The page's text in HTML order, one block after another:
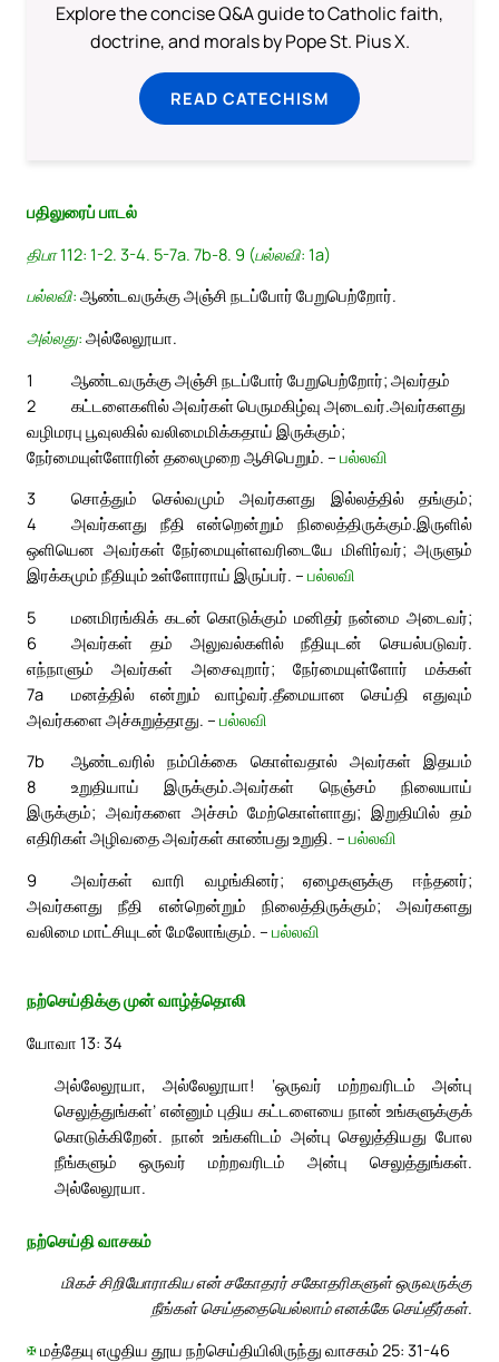
Explore the concise Q&A guide to Catholic faith,
doctrine, and morals by Pope St. Pius X.
READ CATECHISM
பதிலுரைப் பாடல்
திபா 112: 1-2. 3-4. 5-7a. 7b-8. 9 (பல்லவி: 1a)
பல்லவி: ஆண்டவருக்கு அஞ்சி நடப்போர் பேறுபெற்றோர்.
அல்லது: அல்லேலூயா.
1
ஆண்டவருக்கு அஞ்சி நடப்போர் பேறுபெற்றோர்; அவர்தம்
கட்டளைகளில் அவர்கள் பெருமகிழ்வு அடைவர்.
2
அவர்களது
வழிமரபு பூவுலகில் வலிமைமிக்கதாய் இருக்கும்;
நேர்மையுள்ளோரின் தலைமுறை ஆசிபெறும். – பல்லவி
3
சொத்தும் செல்வமும் அவர்களது இல்லத்தில் தங்கும்;
அவர்களது நீதி என்றென்றும் நிலைத்திருக்கும்.
4
இருளில்
ஒளியென அவர்கள் நேர்மையுள்ளவரிடையே மிளிர்வர்; அருளும்
இரக்கமும் நீதியும் உள்ளோராய் இருப்பர். – பல்லவி
5
மனமிரங்கிக் கடன் கொடுக்கும் மனிதர் நன்மை அடைவர்;
அவர்கள் தம் அலுவல்களில் நீதியுடன் செயல்படுவர்.
6
எந்நாளும் அவர்கள் அசைவுறார்; நேர்மையுள்ளோர் மக்கள்
மனத்தில் என்றும் வாழ்வர்.
7a
தீமையான செய்தி எதுவும்
அவர்களை அச்சுறுத்தாது. – பல்லவி
7b
ஆண்டவரில் நம்பிக்கை கொள்வதால் அவர்கள் இதயம்
உறுதியாய் இருக்கும்.
8
அவர்கள் நெஞ்சம் நிலையாய்
இருக்கும்; அவர்களை அச்சம் மேற்கொள்ளாது; இறுதியில் தம்
எதிரிகள் அழிவதை அவர்கள் காண்பது உறுதி. – பல்லவி
9
அவர்கள் வாரி வழங்கினர்; ஏழைகளுக்கு ஈந்தனர்;
அவர்களது நீதி என்றென்றும் நிலைத்திருக்கும்; அவர்களது
வலிமை மாட்சியுடன் மேலோங்கும். – பல்லவி
நற்செய்திக்கு முன் வாழ்த்தொலி
யோவா 13: 34
அல்லேலூயா, அல்லேலூயா! ‘ஒருவர் மற்றவரிடம் அன்பு
செலுத்துங்கள்’ என்னும் புதிய கட்டளையை நான் உங்களுக்குக்
கொடுக்கிறேன். நான் உங்களிடம் அன்பு செலுத்தியது போல
நீங்களும் ஒருவர் மற்றவரிடம் அன்பு செலுத்துங்கள்.
அல்லேலூயா.
நற்செய்தி வாசகம்
மிகச் சிறியோராகிய என் சகோதரர் சகோதரிகளுள் ஒருவருக்கு
நீங்கள் செய்ததையெல்லாம் எனக்கே செய்தீர்கள்.
✠மத்தேயு எழுதிய தூய நற்செய்தியிலிருந்து வாசகம் 25: 31-46